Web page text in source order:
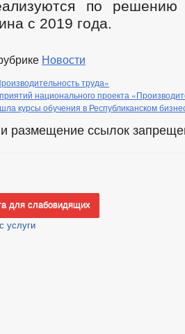
по
с 2019 года.
Новости
труда»
национального проекта
курсы обучения в Республиканском
размещение ссылок
для слабовидящих